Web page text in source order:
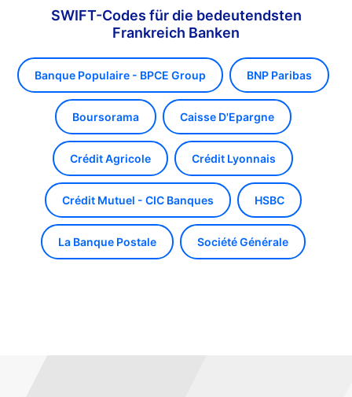
SWIFT-Codes für die bedeutendsten
Frankreich Banken
Banque Populaire - BPCE Group BNP Paribas
Boursorama Caisse D'Epargne
Crédit Agricole Crédit Lyonnais
Crédit Mutuel - CIC Banques HSBC
La Banque Postale Société Générale